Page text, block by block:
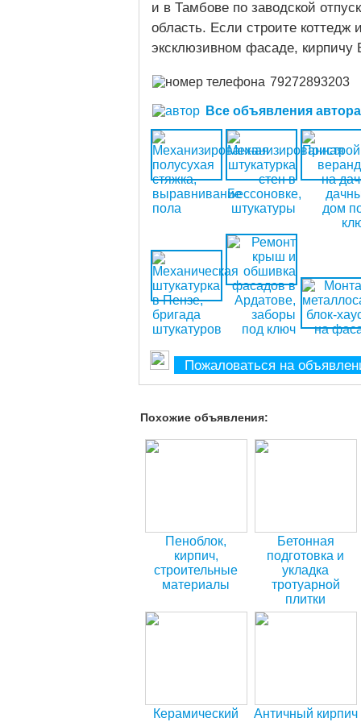
и в Тамбове по заводской
область. Если строите
эксклюзивном фасаде, кирпичу
79272893203
Все объявления автора
Пожаловаться на
Похожие объявления:
Пеноблок,
кирпич,
строительные
материалы
Бетонная
подготовка и
укладка
тротуарной
плитки
Керамический
Античный кирпич